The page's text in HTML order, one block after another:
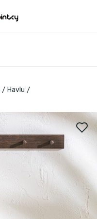
Havlu